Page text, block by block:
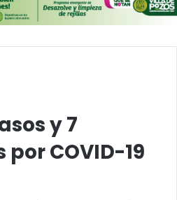
y 7
COVID-19